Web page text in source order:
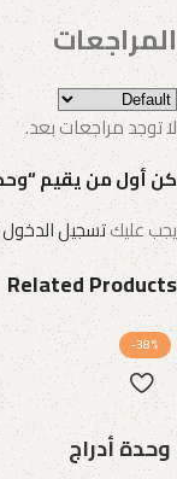
المراجعات
لا توجد مراجعات بعد.
كن أول من يقيم
يجب عليكتسجيل الدخول
Related Products
-38%
وحدة أدراج